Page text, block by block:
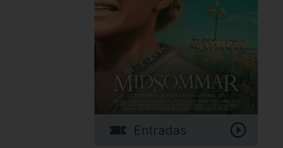
Entradas